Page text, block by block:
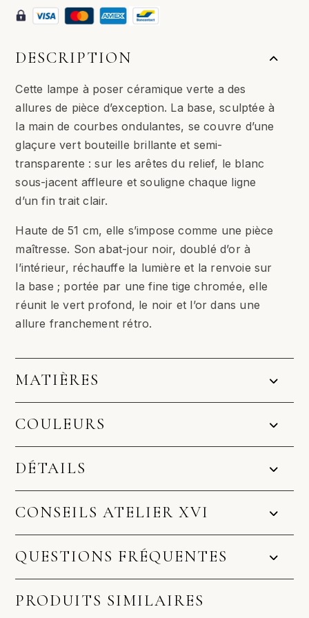
poser
Vert
DESCRIPTION
Cette lampe à poser céramique verte a des
allures de pièce d’exception. La base, sculptée à
la main de courbes ondulantes, se couvre d’une
glaçure vert bouteille brillante et semi-
transparente : sur les arêtes du relief, le blanc
sous-jacent affleure et souligne chaque ligne
d’un fin trait clair.
Haute de 51 cm, elle s’impose comme une pièce
maîtresse. Son abat-jour noir, doublé d’or à
l’intérieur, réchauffe la lumière et la renvoie sur
la base ; portée par une fine tige chromée, elle
réunit le vert profond, le noir et l’or dans une
allure franchement rétro.
MATIÈRES
COULEURS
DÉTAILS
CONSEILS ATELIER XVI
QUESTIONS FRÉQUENTES
PRODUITS SIMILAIRES